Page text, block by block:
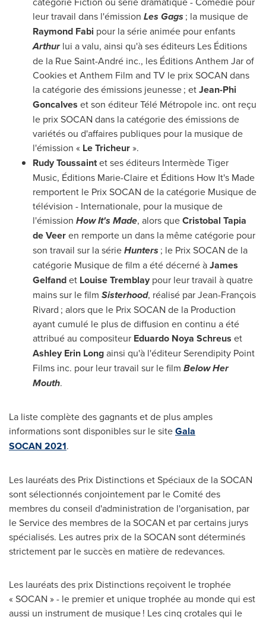
leur travail dans l'émission Les Gags ; la musique de
Raymond Fabi pour la série animée pour enfants
Arthurlui a valu, ainsi qu'à ses éditeurs Les Éditions
de la Rue Saint-André inc., les Éditions Anthem Jar of
Cookies et Anthem Film and TV le prix SOCAN dans
la catégorie des émissions jeunesse ; etJean-Phi
Goncalves et son éditeur Télé Métropole inc. ont reçu
le prix SOCAN dans la catégorie des émissions de
variétés ou d'affaires publiques pour la musique de
l'émission « Le Tricheur».
Rudy Toussaintet ses éditeurs Intermède Tiger
Music, Éditions Marie-Claire et Éditions How It's Made
remportent le Prix SOCAN de la catégorie Musique de
télévision - Internationale, pour la musique de
l'émission How It's Made, alors queCristobal Tapia
de Veeren remporte un dans la même catégorie pour
son travail sur la sérieHunters ; le Prix SOCAN de la
catégorie Musique de film a été décerné àJames
Gelfandet Louise Tremblay pour leur travail à quatre
mains sur le film Sisterhood, réalisé par Jean-François
Rivard ; alors que le Prix SOCAN de la Production
ayant cumulé le plus de diffusion en continu a été
attribué au compositeur Eduardo Noya Schreus et
Ashley Erin Longainsi qu'à l'éditeur Serendipity Point
Films inc. pour leur travail sur le film Below Her
Mouth.
La liste complète des gagnants et de plus amples
informations sont disponibles sur le siteGala
SOCAN 2021.
Les lauréats des Prix Distinctions et Spéciaux de la SOCAN
sont sélectionnés conjointement par le Comité des
membres du conseil d'administration de l'organisation, par
le Service des membres de la SOCAN et par certains jurys
spécialisés. Les autres prix de la SOCAN sont déterminés
strictement par le succès en matière de redevances.
Les lauréats des prix Distinctions reçoivent le trophée
« SOCAN » - le premier et unique trophée au monde qui est
aussi un instrument de musique ! Les cinq crotales qui le